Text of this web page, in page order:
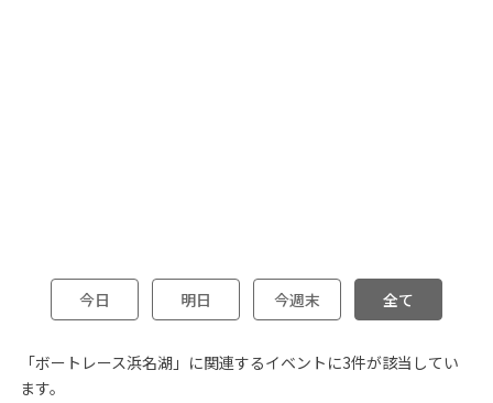
今日 明日 今週末 全て
「ボートレース浜名湖」に関連するイベントに3件が該当してい
ます。